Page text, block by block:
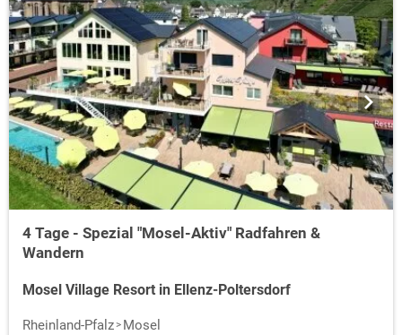
4 Tage - Spezial "Mosel-Aktiv" Radfahren &
Wandern
Mosel Village Resort in Ellenz-Poltersdorf
Rheinland-Pfalz
Mosel